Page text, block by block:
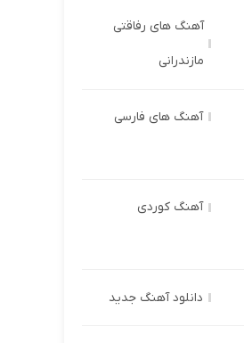
آهنگ های رفاقتی
مازندرانی
آهنگ های فارسی
آهنگ کوردی
دانلود آهنگ جدید